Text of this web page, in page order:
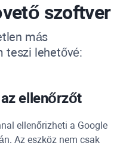
szoftver
más
teszi lehetővé:
ellenőrzőt
ellenőrizheti a Google
Az eszköz nem csak